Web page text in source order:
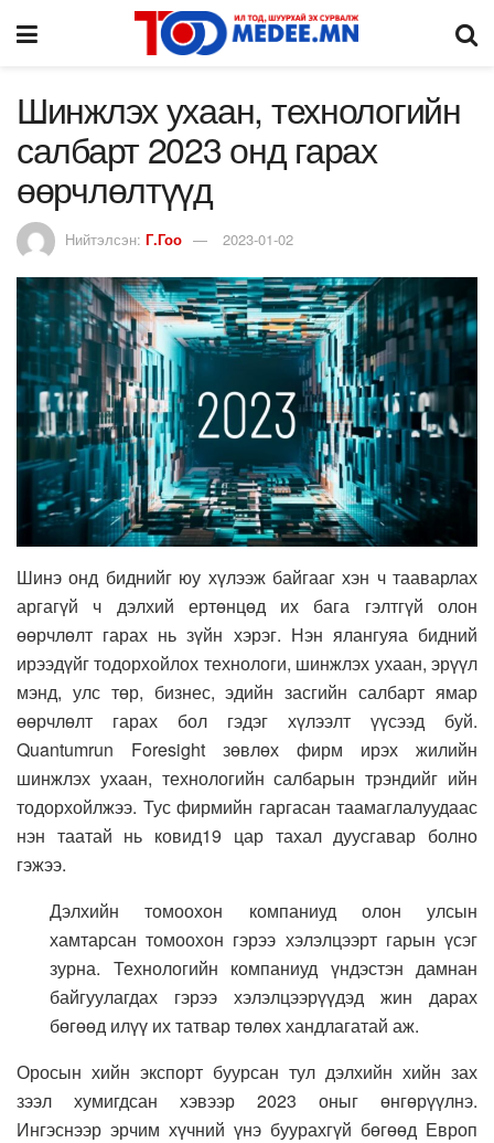
Шинжлэх ухаан, технологийн
салбарт 2023 онд гарах
өөрчлөлтүүд
Нийтэлсэн: Г.Гоо 2023-01-02
Шинэ онд биднийг юу хүлээж байгааг хэн ч тааварлах
аргагүй ч дэлхий ертөнцөд их бага гэлтгүй олон
өөрчлөлт гарах нь зүйн хэрэг. Нэн ялангуяа бидний
ирээдүйг тодорхойлох технологи, шинжлэх ухаан, эрүүл
мэнд, улс төр, бизнес, эдийн засгийн салбарт ямар
өөрчлөлт гарах бол гэдэг хүлээлт үүсээд буй.
Quantumrun Foresight зөвлөх фирм ирэх жилийн
шинжлэх ухаан, технологийн салбарын трэндийг ийн
тодорхойлжээ. Тус фирмийн гаргасан таамаглалуудаас
нэн таатай нь ковид19 цар тахал дуусгавар болно
гэжээ.
Дэлхийн томоохон компаниуд олон улсын
хамтарсан томоохон гэрээ хэлэлцээрт гарын үсэг
зурна. Технологийн компаниуд үндэстэн дамнан
байгуулагдах гэрээ хэлэлцээрүүдэд жин дарах
бөгөөд илүү их татвар төлөх хандлагатай аж.
Оросын хийн экспорт буурсан тул дэлхийн хийн зах
зээл хумигдсан хэвээр 2023 оныг өнгөрүүлнэ.
Ингэснээр эрчим хүчний үнэ буурахгүй бөгөөд Европ